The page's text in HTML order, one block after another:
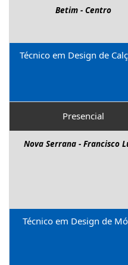
Betim - Centro
Técnico em Design de
Presencial
Nova Serrana - Francisco
Técnico em Design de